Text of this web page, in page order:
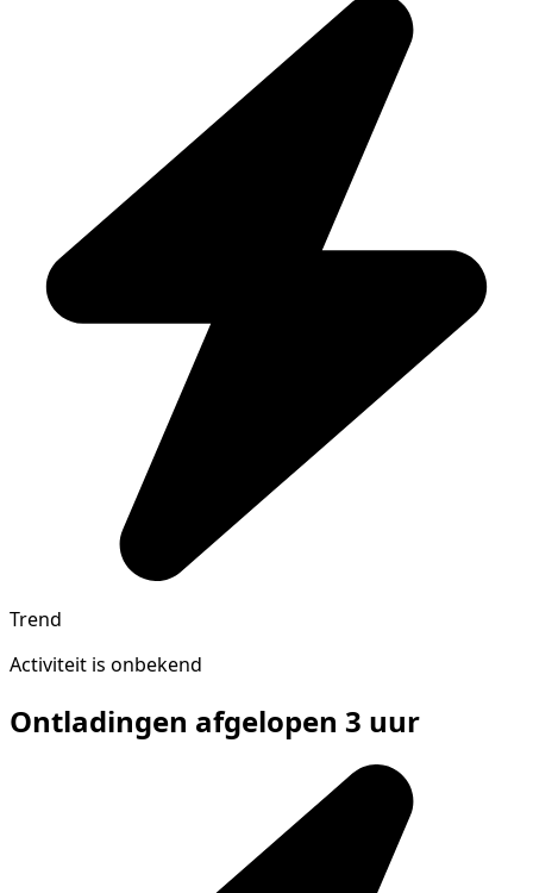
Trend
Activiteit is onbekend
Ontladingen afgelopen 3 uur